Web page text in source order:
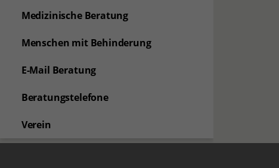
Medizinische Beratung
Menschen mit Behinderung
E-Mail Beratung
Beratungstelefone
Verein